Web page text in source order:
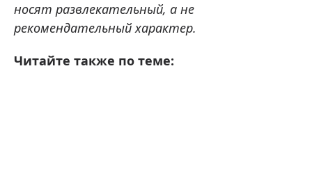
носят развлекательный, а не
рекомендательный характер.
Читайте также по теме: